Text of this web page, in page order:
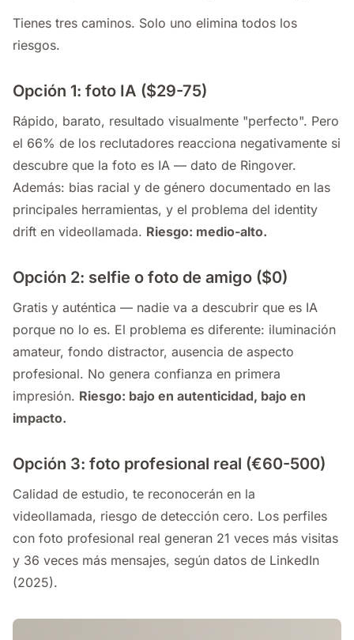
Tienes tres caminos. Solo uno elimina todos los
riesgos.
Opción 1: foto IA ($29-75)
Rápido, barato, resultado visualmente "perfecto". Pero
el 66% de los reclutadores reacciona negativamente si
descubre que la foto es IA — dato de Ringover.
Además: bias racial y de género documentado en las
principales herramientas, y el problema del identity
drift en videollamada. Riesgo: medio-alto.
Opción 2: selfie o foto de amigo ($0)
Gratis y auténtica — nadie va a descubrir que es IA
porque no lo es. El problema es diferente: iluminación
amateur, fondo distractor, ausencia de aspecto
profesional. No genera confianza en primera
impresión. Riesgo: bajo en autenticidad, bajo en
impacto.
Opción 3: foto profesional real (€60-500)
Calidad de estudio, te reconocerán en la
videollamada, riesgo de detección cero. Los perfiles
con foto profesional real generan 21 veces más visitas
y 36 veces más mensajes, según datos de LinkedIn
(2025).